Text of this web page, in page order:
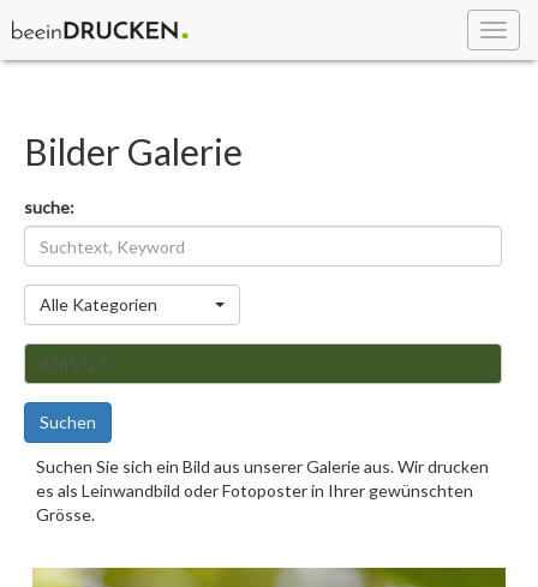
Bilder Galerie
suche:
Kategorie
Alle Kategorien
Suchen
Suchen Sie sich ein Bild aus unserer Galerie aus. Wir drucken
es als Leinwandbild oder Fotoposter in Ihrer gewünschten
Grösse.